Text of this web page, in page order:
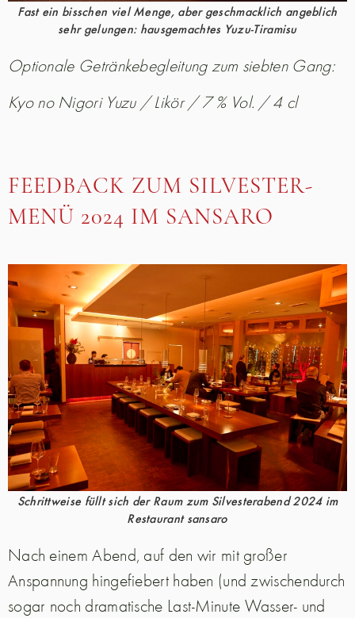
Fast ein bisschen viel Menge, aber geschmacklich angeblich
sehr gelungen: hausgemachtes Yuzu-Tiramisu
Optionale Getränkebegleitung zum siebten Gang:
Kyo no Nigori Yuzu / Likör / 7 % Vol. / 4 cl
FEEDBACK ZUM SILVESTER-
MENÜ 2024 IM SANSARO
Schrittweise füllt sich der Raum zum Silvesterabend 2024 im
Restaurant sansaro
Nach einem Abend, auf den wir mit großer
Anspannung hingefiebert haben (und zwischendurch
sogar noch dramatische Last-Minute Wasser- und